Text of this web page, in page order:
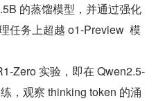
的蒸馏模型，并通过强化
任务上超越 o1-Preview  模
Zero 实验，即在 Qwen2.5-
，观察 thinking token 的涌